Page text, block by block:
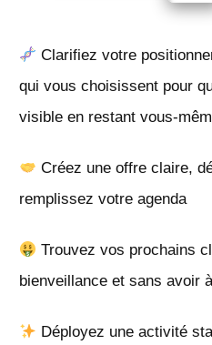
Clarifiez votre
qui vous choisissent pour
visible en restant vous-
Créez une offre claire,
remplissez votre agenda
Trouvez vos prochains
bienveillance et sans avoir
Déployez une activité